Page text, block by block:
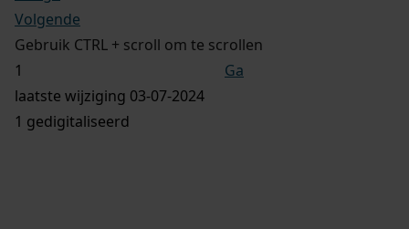
Volgende
Gebruik CTRL + scroll om te scrollen
Ga
laatste wijziging 03-07-2024
1 gedigitaliseerd